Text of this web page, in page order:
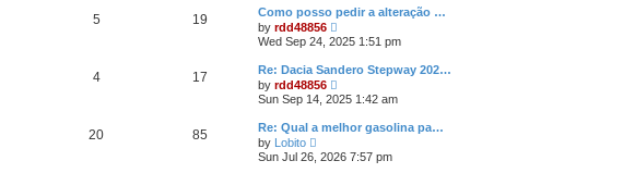
o
s
t
a
t
s
t
p
o
s
t
e
a
e
t
p
s
5 19
Como posso pedir a alteração …
by rdd48856
i
e
w
t
e
a
e
Wed Sep 24, 2025 1:51 pm
4 17
Re: Dacia Sandero Stepway 202…
by rdd48856
i
e
w
t
e
Sun Sep 14, 2025 1:42 am
20 85
Re: Qual a melhor gasolina pa…
by Lobito
e
Sun Jul 26, 2026 7:57 pm